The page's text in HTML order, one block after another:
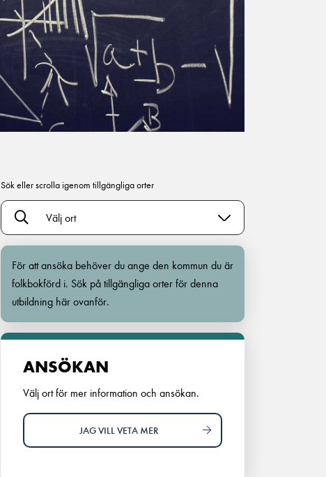
Sök eller scrolla igenom tillgängliga orter
Välj ort
För att ansöka behöver du ange den kommun du är
folkbokförd i. Sök på tillgängliga orter för denna
utbildning här ovanför.
ANSÖKAN
Välj ort för mer information och ansökan.
JAG VILL VETA MER